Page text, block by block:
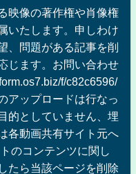
映像の著作権や肖像権
いたします。申しわけ
、問題がある記事を削
じます。お問い合わせ
f/c82c6596/
アップロードは行なっ
的としていません、埋
各動画共有サイト元へ
のコンテンツに関し
たら当該ページを削除